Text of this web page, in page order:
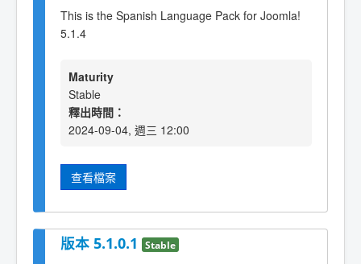
This is the Spanish Language Pack for Joomla!
5.1.4
Maturity
Stable
釋出時間：
2024-09-04, 週三 12:00
查看檔案
版本 5.1.0.1 Stable